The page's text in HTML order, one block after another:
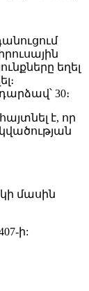
եղել
30։
է, որ
մասին
ի: